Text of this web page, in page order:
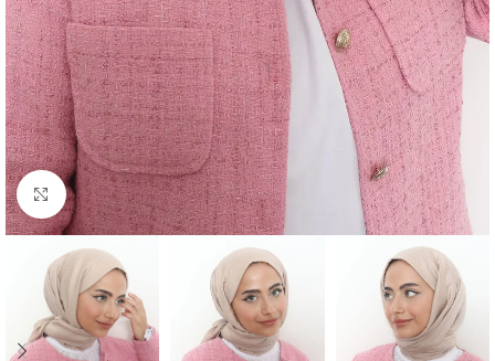
Click to enlarge